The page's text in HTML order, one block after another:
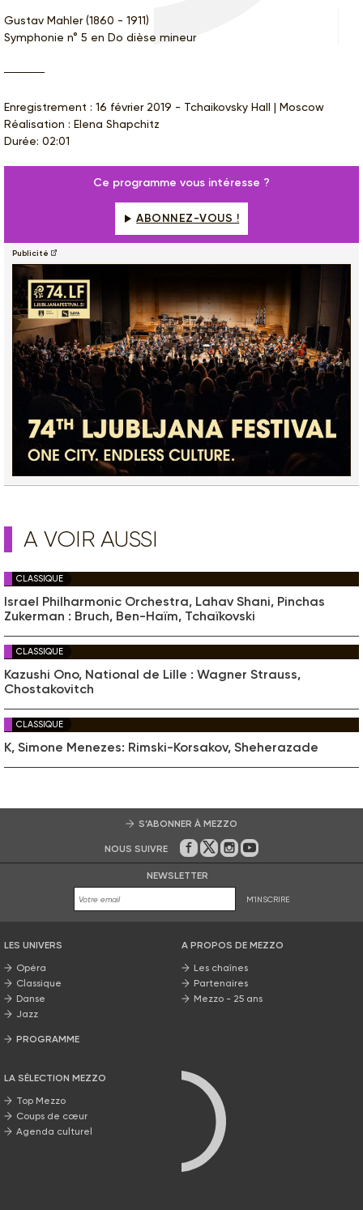
Gustav Mahler (1860 - 1911)
Symphonie n° 5 en Do dièse mineur
Enregistrement : 16 février 2019 - Tchaikovsky Hall | Moscow
Réalisation : Elena Shapchitz
Durée: 02:01
Ce programme vous intéresse ?
ABONNEZ-VOUS !
Publicité
A VOIR AUSSI
CLASSIQUE
Israel Philharmonic Orchestra, Lahav Shani, Pinchas
Zukerman : Bruch, Ben-Haïm, Tchaïkovski
CLASSIQUE
Kazushi Ono, National de Lille : Wagner Strauss,
Chostakovitch
CLASSIQUE
K, Simone Menezes: Rimski-Korsakov, Sheherazade
S’ABONNER À MEZZO
NOUS SUIVRE Sur Facebook
Sur Twitter
Sur Instagram
Sur Youtube
NEWSLETTER
M'INSCRIRE
LES UNIVERS
Opéra
Classique
Danse
Jazz
PROGRAMME
LA SÉLECTION MEZZO
Top Mezzo
Coups de cœur
Agenda culturel
A PROPOS DE MEZZO
Les chaînes
Partenaires
Mezzo - 25 ans